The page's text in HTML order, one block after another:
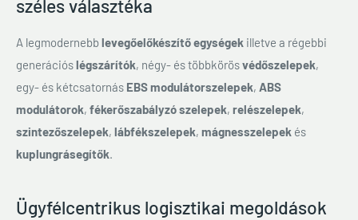
széles választéka
A legmodernebblevegőelőkészítő egységek illetve a régebbi
generációslégszárítók, négy- és többkörösvédőszelepek,
egy- és kétcsatornás EBS modulátorszelepek, ABS
modulátorok, fékerőszabályzó szelepek, relészelepek,
szintezőszelepek, lábfékszelepek, mágnesszelepek és
kuplungrásegítők.
Ügyfélcentrikus logisztikai megoldások